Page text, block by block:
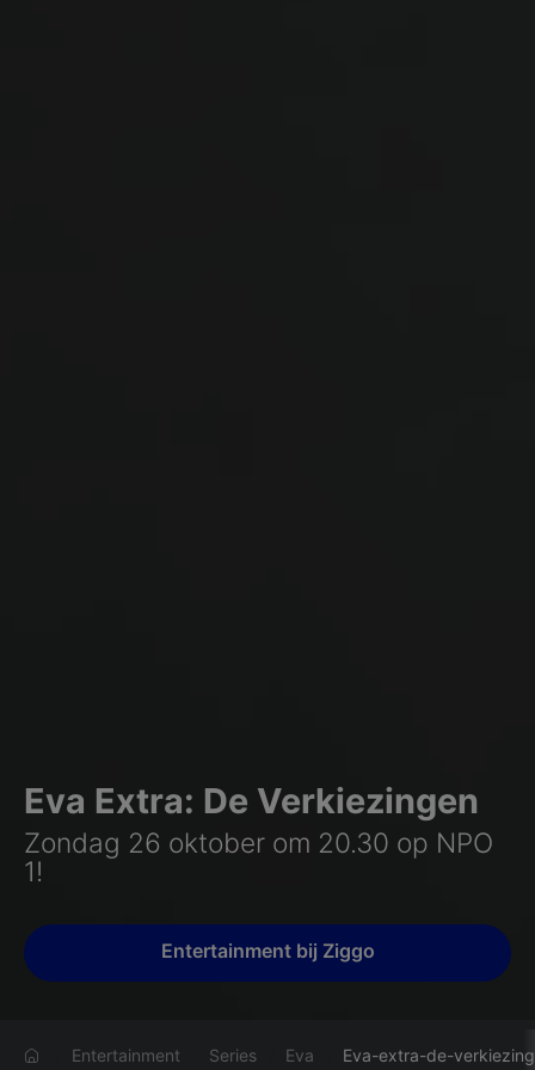
Eva Extra: De Verkiezingen
Zondag 26 oktober om 20.30 op NPO
1!
Entertainment bij Ziggo
Entertainment Series Eva Eva-extra-de-